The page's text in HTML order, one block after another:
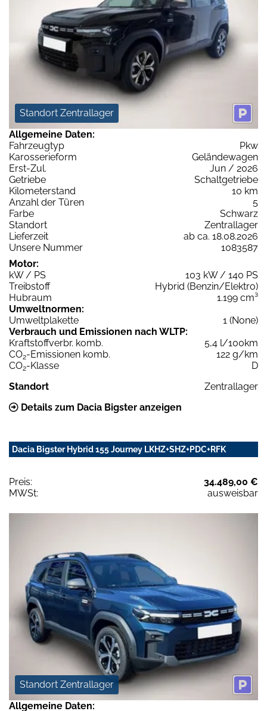
Standort Zentrallager
Allgemeine Daten:
Fahrzeugtyp
Pkw
Karosserieform
Geländewagen
Erst-Zul.
Jun / 2026
Getriebe
Schaltgetriebe
Kilometerstand
10 km
Anzahl der Türen
5
Farbe
Schwarz
Standort
Zentrallager
Lieferzeit
ab ca. 18.08.2026
Unsere Nummer
1083587
Motor:
kW / PS
103 kW / 140 PS
Treibstoff
Hybrid (Benzin/Elektro)
Hubraum
1.199 cm³
Umweltnormen:
Umweltplakette
1 (None)
Verbrauch und Emissionen nach WLTP:
Kraftstoffverbr. komb.
5,4 l/100km
CO2-Emissionen komb.
122 g/km
CO2-Klasse
D
Standort
Zentrallager
Details zum Dacia Bigster anzeigen
Dacia Bigster Hybrid 155 Journey LKHZ+SHZ+PDC+RFK
Preis:
34.489,00 €
MWSt:
ausweisbar
Standort Zentrallager
Allgemeine Daten: